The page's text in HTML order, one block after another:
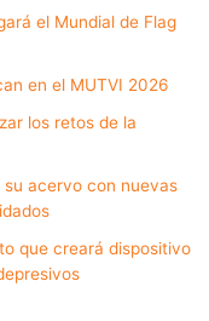
el Mundial de Flag
en el MUTVI 2026
los retos de la
acervo con nuevas
que creará dispositivo